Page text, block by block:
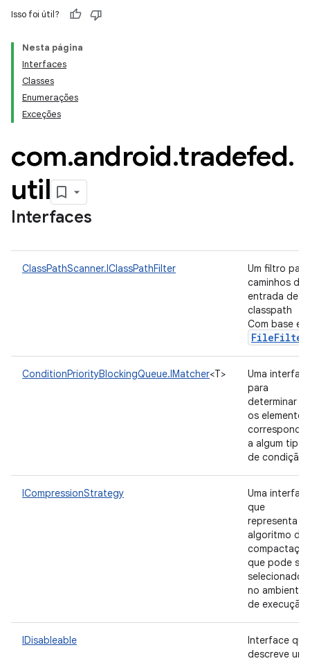
Isso foi útil?
Nesta página
Interfaces
Classes
Enumerações
Exceções
com.android.tradefed.
util
Interfaces
ClassPathScanner.IClassPathFilter
Um filtro para
caminhos de
entrada de
classpath
Com base em
FileFilter
ConditionPriorityBlockingQueue.IMatcher<T>
Uma
para
determinar se
os elementos
a algum tipo
de condição.
ICompressionStrategy
Uma
que
representa
algoritmo de
que pode ser
selecionado
no ambiente
de
IDisableable
Interface que
descreve um